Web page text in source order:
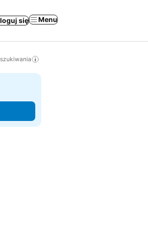
się Menu